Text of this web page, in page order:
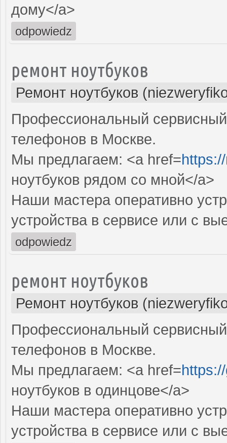
дому</a>
odpowiedz
ремонт ноутбуков
Ремонт ноутбуков
Профессиональный
телефонов в Москве.
Мы предлагаем: <a href=
ноутбуков рядом со мной</a>
Наши мастера оперативно
устройства в сервисе или с
odpowiedz
ремонт ноутбуков
Ремонт ноутбуков
Профессиональный
телефонов в Москве.
Мы предлагаем: <a href=
ноутбуков в одинцове</a>
Наши мастера оперативно
устройства в сервисе или с